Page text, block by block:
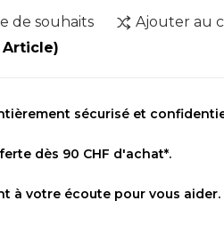
de souhaits Ajouter au
Article)
sécurisé et
dès 90 CHF d'achat*.
à votre écoute pour vous aider.